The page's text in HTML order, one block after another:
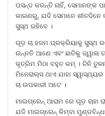
ପସନ୍ଦ କରନ୍ତି ନାହିଁ, ସେମାନଙ୍କ
କାରଣରୁ, ଯଦି ସେମାନେ
ସୁସ୍ଥ ରହିବେ ।
ଗୂଡ଼ ଚା ହଜମ ପ୍ରକ୍ରିୟାକୁ ସୁସ୍ଥ
ଉନ୍ନତି ଆଣେ ଏବଂ ଛାତିକୁ ଜ୍ୱାଳା
କୃତ୍ରିମ ମିଠା ବହୁତ କମ୍ । ଚିନି
ମିନେରାଲ୍ସ ଥାଏ ଯାହା
ଚା ଉପକାରୀ ଅଟେ ।
ମାଇଗ୍ରେନ୍ ଆରାମ ରେ ଗୂଡ଼ ଚାହା
ଯଦି ମାଇଗ୍ରେନ୍ କିମ୍ବା